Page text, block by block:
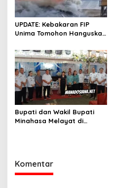
UPDATE: Kebakaran FIP
Unima Tomohon Hanguskan
Gedung
Bupati dan Wakil Bupati
Minahasa Melayat di
Komentar